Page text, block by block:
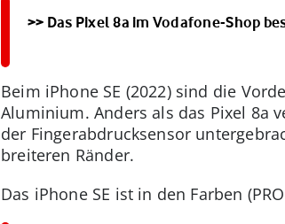
>> Das Pixel 8a im Vodafone-Shop
Beim iPhone SE (2022) sind die
Aluminium. Anders als das Pixel 8a
der Fingerabdrucksensor
breiteren Ränder.
Das iPhone SE ist in den Farben